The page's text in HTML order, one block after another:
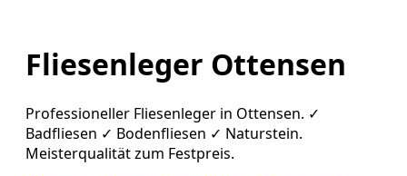
Fliesenleger Ottensen
Professioneller Fliesenleger in Ottensen. ✓
Badfliesen ✓ Bodenfliesen ✓ Naturstein.
Meisterqualität zum Festpreis.